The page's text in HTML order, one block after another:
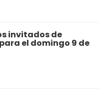
invitados de
el domingo 9 de